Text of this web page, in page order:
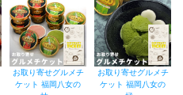
お取り寄せグルメチ
ケット 福岡八女の
お取り寄せグルメチ
ケット 福岡八女の